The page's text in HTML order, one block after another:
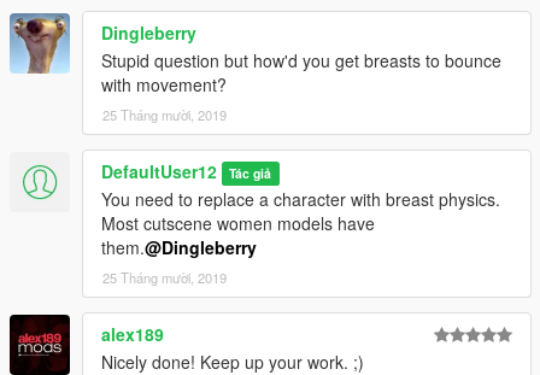
Dingleberry
Stupid question but how'd you get breasts to bounce
with movement?
25 Tháng mười, 2019
DefaultUser12 Tác giả
You need to replace a character with breast physics.
Most cutscene women models have
them.@Dingleberry
25 Tháng mười, 2019
alex189
Nicely done! Keep up your work. ;)